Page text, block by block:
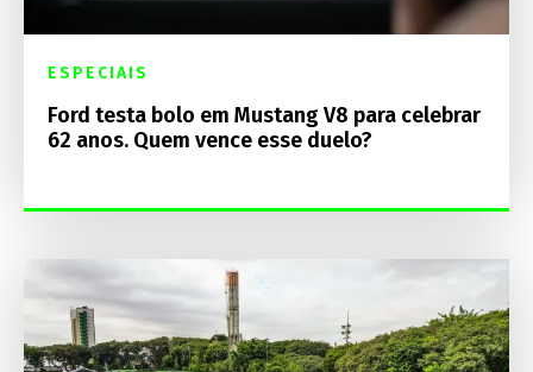
ESPECIAIS
Ford testa bolo em Mustang V8 para celebrar
62 anos. Quem vence esse duelo?